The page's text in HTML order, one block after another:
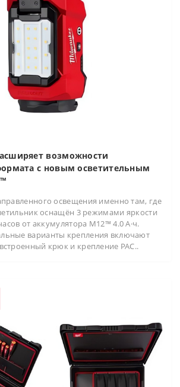
возможности
с новым осветительным
освещения именно там, где
оснащён 3 режимами яркости
от аккумулятора M12™ 4.0 А·ч.
варианты крепления включают
крюк и крепление PAC..